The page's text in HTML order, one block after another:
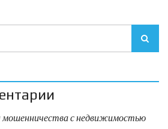
с недвижимостью